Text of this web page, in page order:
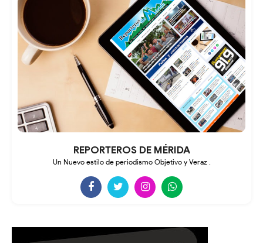
REPORTEROS DE MÉRIDA
Un Nuevo estilo de periodismo Objetivo y Veraz .